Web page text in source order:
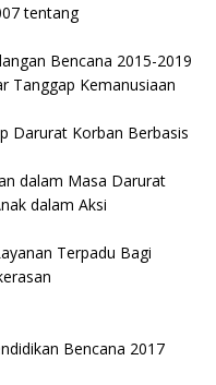
tentang
Bencana 2015-2019
Tanggap Kemanusiaan
Darurat Korban Berbasis
dalam Masa Darurat
dalam Aksi
Terpadu Bagi
Bencana 2017